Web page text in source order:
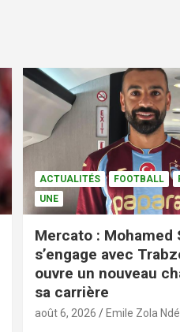
ACTUALITÉS FOOTBALL
UNE
Mercato : Mohamed
s’engage avec
ouvre un nouveau
sa carrière
août 6, 2026 Emile Zola